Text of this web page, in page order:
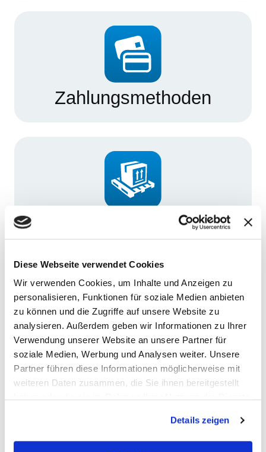
Diese Webseite verwendet Cookies
Wir verwenden Cookies, um Inhalte und Anzeigen zu
personalisieren, Funktionen für soziale Medien anbieten
zu können und die Zugriffe auf unsere Website zu
analysieren. Außerdem geben wir Informationen zu Ihrer
Verwendung unserer Website an unsere Partner für
soziale Medien, Werbung und Analysen weiter. Unsere
Partner führen diese Informationen möglicherweise mit
weiteren Daten zusammen, die Sie ihnen bereitgestellt
Details zeigen
Zahlungsmethoden
Lieferung / Abholung
Installation